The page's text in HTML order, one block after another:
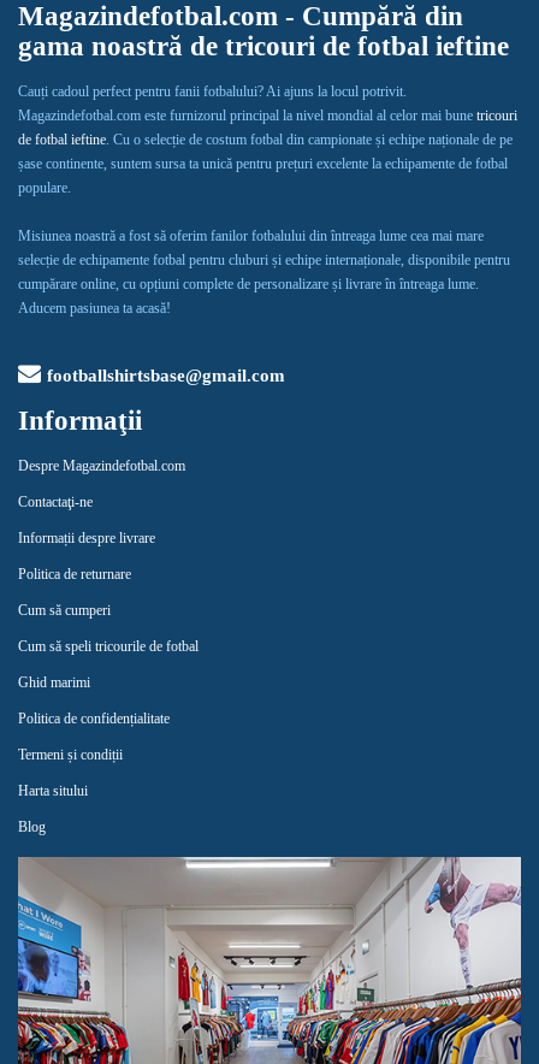
Magazindefotbal.com - Cumpără din
gama noastră de tricouri de fotbal ieftine
Cauți cadoul perfect pentru fanii fotbalului? Ai ajuns la locul potrivit.
Magazindefotbal.com este furnizorul principal la nivel mondial al celor mai bune tricouri
de fotbal ieftine. Cu o selecție de costum fotbal din campionate și echipe naționale de pe
șase continente, suntem sursa ta unică pentru prețuri excelente la echipamente de fotbal
populare.
Misiunea noastră a fost să oferim fanilor fotbalului din întreaga lume cea mai mare
selecție de echipamente fotbal pentru cluburi și echipe internaționale, disponibile pentru
cumpărare online, cu opțiuni complete de personalizare și livrare în întreaga lume.
Aducem pasiunea ta acasă!
footballshirtsbase@gmail.com
Informaţii
Despre Magazindefotbal.com
Contactaţi-ne
Informații despre livrare
Politica de returnare
Cum să cumperi
Cum să speli tricourile de fotbal
Ghid marimi
Politica de confidențialitate
Termeni și condiții
Harta sitului
Blog